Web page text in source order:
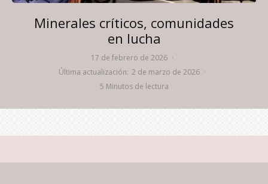
Minerales críticos, comunidades
en lucha
17 de febrero de 2026 ·
Última actualización: 2 de marzo de 2026 ·
5 Minutos de lectura